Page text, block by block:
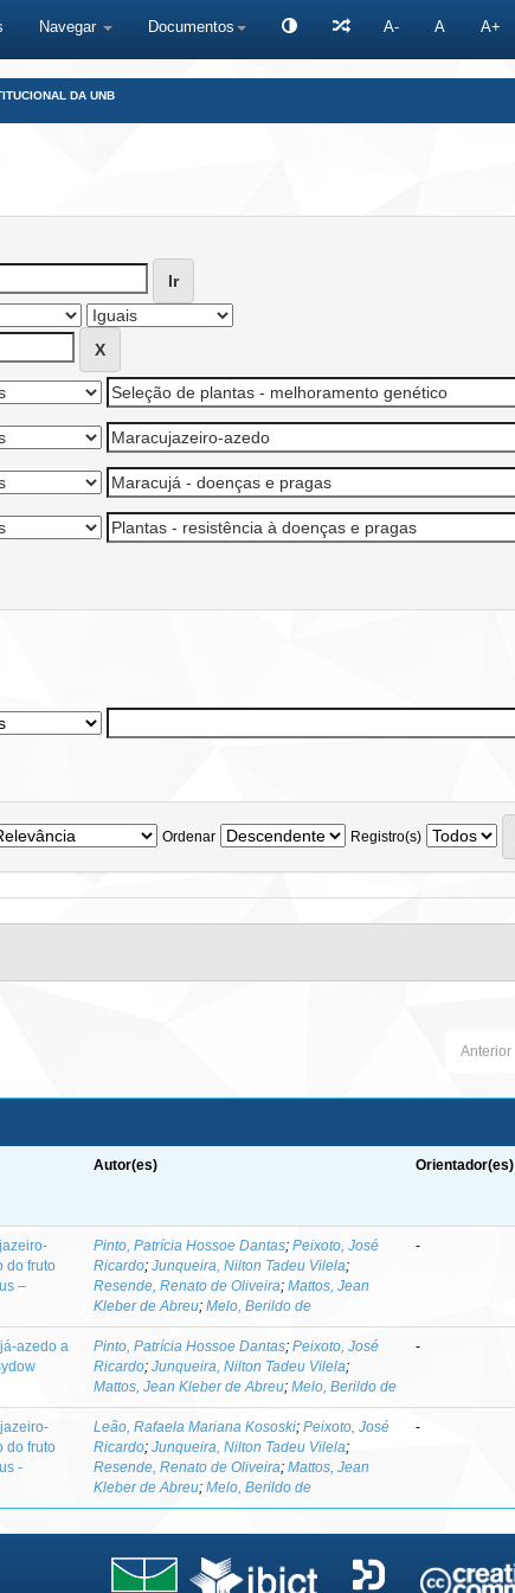
Navegar Documentos A- A A+
DA UNB
Ordenar Registro(s)
Anterior
Autor(es) Orientador(es)
do fruto
–
Pinto, Patrícia Hossoe Dantas;Peixoto, José
Ricardo;Junqueira, Nilton Tadeu Vilela;
Resende, Renato de Oliveira;Mattos, Jean
Kleber de Abreu;Melo, Berildo de
-
azedo a
Pinto, Patrícia Hossoe Dantas;Peixoto, José
Ricardo;Junqueira, Nilton Tadeu Vilela;
Mattos, Jean Kleber de Abreu;Melo, Berildo de
-
do fruto
-
Leão, Rafaela Mariana Kososki;Peixoto, José
Ricardo;Junqueira, Nilton Tadeu Vilela;
Resende, Renato de Oliveira;Mattos, Jean
Kleber de Abreu;Melo, Berildo de
-